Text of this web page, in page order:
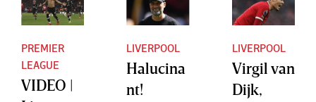
PREMIER
LEAGUE
VIDEO |
LIVERPOOL
Halucina
nt!
LIVERPOOL
Virgil van
Dijk,